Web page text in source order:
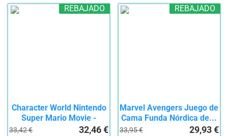
REBAJADO
Character World Nintendo
Super Mario Movie -
33,42 € 32,46 €
REBAJADO
Marvel Avengers Juego de
Cama Funda Nórdica de...
33,95 € 29,93 €